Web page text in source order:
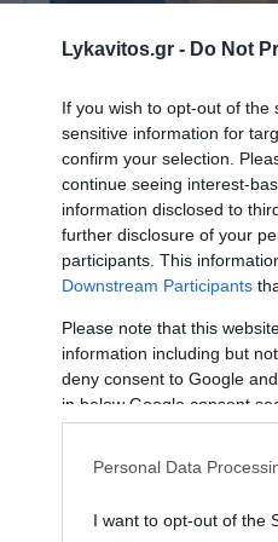
Lykavitos.gr - Do Not
If you wish to opt-out of
sensitive information for
confirm your selection.
continue seeing interest-
information disclosed to
further disclosure of your
participants. This
Downstream Participants
Please note that this
information including but
deny consent to Google
in below Google consent
Personal Data
I want to opt-out of the
Λουλούδια του
Τα «Λουλούδια του
παγωμένες λίμνες στην
σχηματίζοντας περίπλοκα
πέταλα που πιάνουν το
θαύμ...
17 Νοεμβρίου 2024